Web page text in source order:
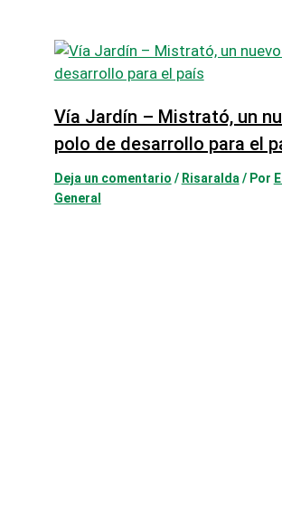
Vía Jardín – Mistrató, un
polo de desarrollo para el
Deja un comentario / Risaralda / Por
General